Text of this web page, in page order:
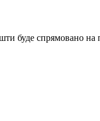
буде спрямовано